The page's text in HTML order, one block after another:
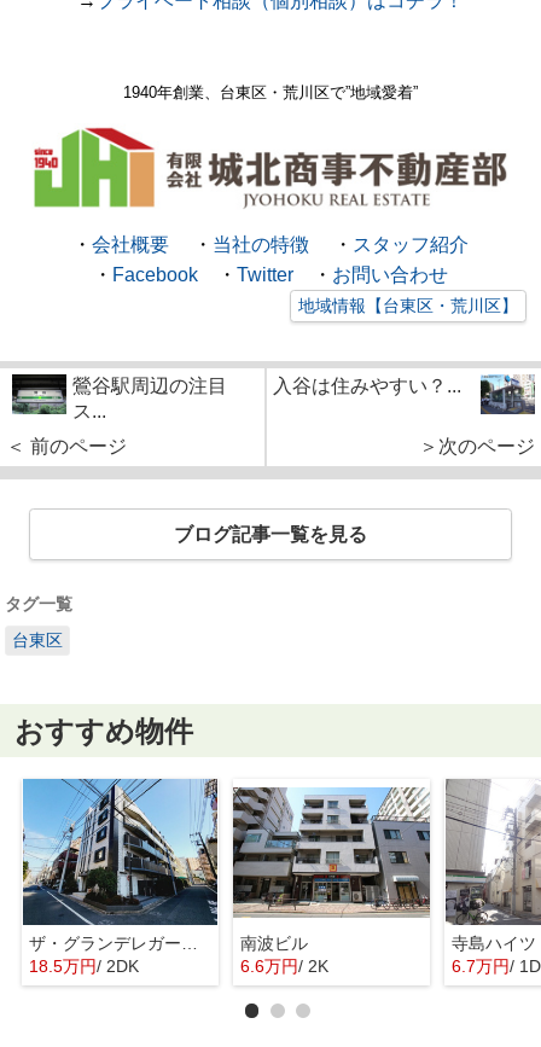
1940年創業、台東区・荒川区で”地域愛着”
・ 会社概要 ・ 当社の特徴 ・ スタッフ紹介
・ Facebook ・ Twitter ・ お問い合わせ
地域情報【台東区・荒川区】
鶯谷駅周辺の注目
ス...
＜ 前のページ
入谷は住みやすい？...
＞次のページ
ブログ記事一覧を見る
タグ一覧
台東区
おすすめ物件
18.5万円/ 2DK
南波ビル
6.6万円/ 2K
寺島ハイツ
6.7万円/